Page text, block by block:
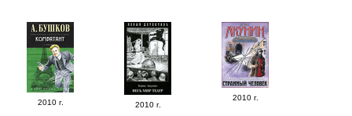
2010 г. 2010 г.
2010 г.